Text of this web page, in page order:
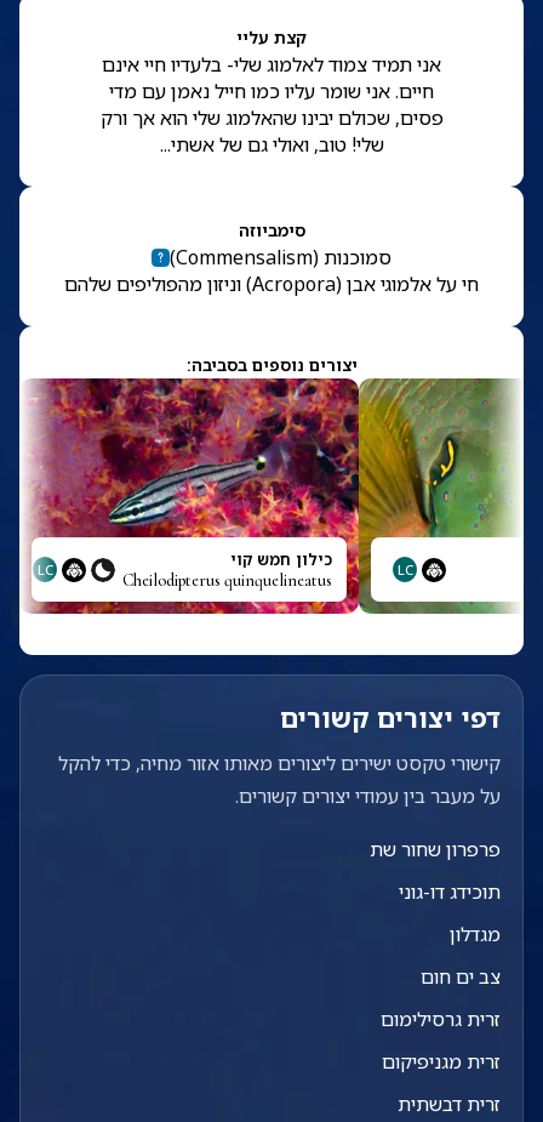
קצת עליי
אני תמיד צמוד לאלמוג שלי- בלעדיו חיי אינם
חיים. אני שומר עליו כמו חייל נאמן עם מדי
פסים, שכולם יבינו שהאלמוג שלי הוא אך ורק
שלי! טוב, ואולי גם של אשתי...
סימביוזה
סמוכנות (
Commensalism
)
חי על אלמוגי אבן (Acropora) וניזון מהפוליפים שלהם
יצורים נוספים בסביבה:
LC כילון חמש קוי
Cheilodipterus quinquelineatus
LC
דפי יצורים קשורים
קישורי טקסט ישירים ליצורים מאותו אזור מחיה, כדי להקל
על מעבר בין עמודי יצורים קשורים.
פרפרון שחור שת
תוכידג דו-גוני
מגדלון
צב ים חום
זרית גרסילימום
זרית מגניפיקום
זרית דבשתית